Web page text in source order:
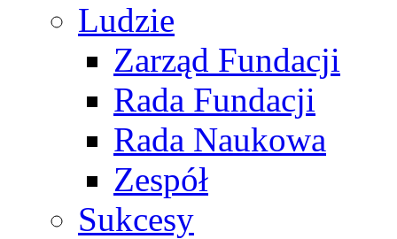
Ludzie
Zarząd Fundacji
Rada Fundacji
Rada Naukowa
Zespół
Sukcesy